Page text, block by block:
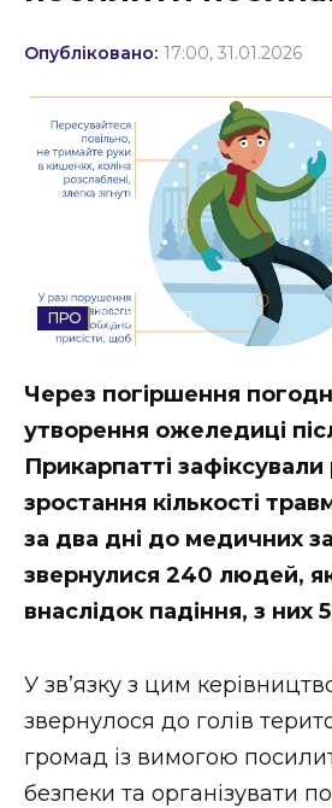
Політика
Соціум
Спорт
Стиль життя
Втрачений Ужгород
Втрачений Ужгород
ЗАКАРПАТСЬКІ
НОВИНИ ЗАХІДНОЇ
ВІДЕО
Опубліковано: 17:00, 31.01.2026
ЗДОРОВ'Я
Через погіршення
утворення ожеледиці
Прикарпатті зафіксували
зростання кількості
за два дні до медичних
звернулися 240 людей,
внаслідок падіння, з них
У зв’язку з цим
звернулося до голів
громад із вимогою
безпеки та організувати